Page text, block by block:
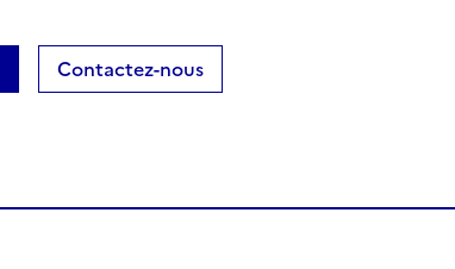
Contactez-nous